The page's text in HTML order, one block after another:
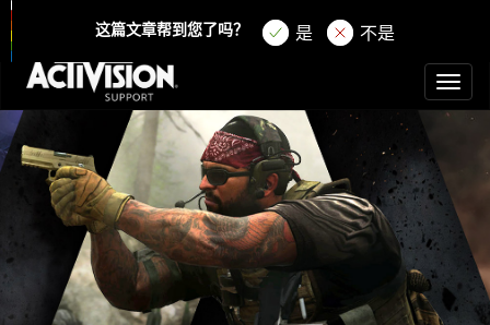
注册
这篇文章帮到您了吗？ 是 不是